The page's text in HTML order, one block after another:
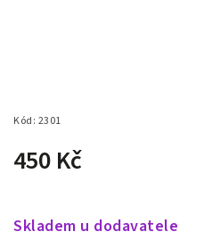
Kód: 2301
450 Kč
Skladem u dodavatele